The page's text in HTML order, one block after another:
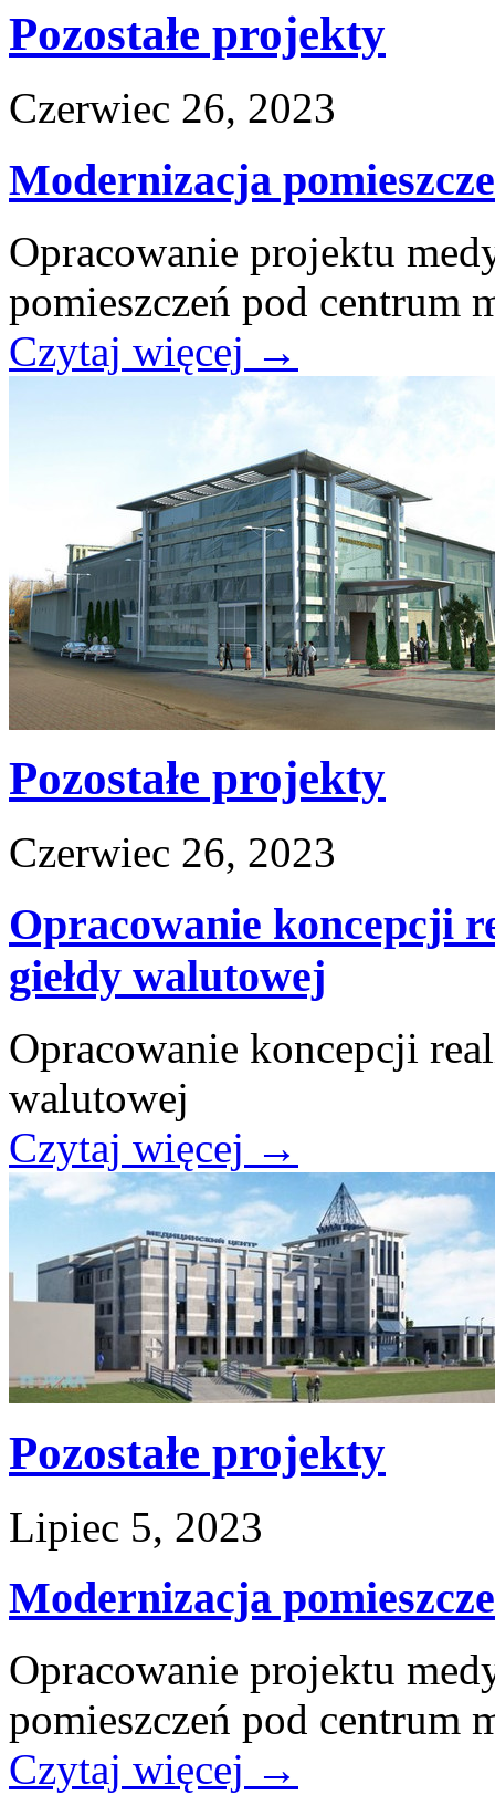
Pozostałe projekty
Czerwiec 26, 2023
Modernizacja
Opracowanie projektu
pomieszczeń pod centrum
Czytaj więcej →
Pozostałe projekty
Czerwiec 26, 2023
Opracowanie koncepcji
giełdy walutowej
Opracowanie koncepcji
walutowej
Czytaj więcej →
Pozostałe projekty
Lipiec 5, 2023
Modernizacja
Opracowanie projektu
pomieszczeń pod centrum
Czytaj więcej →